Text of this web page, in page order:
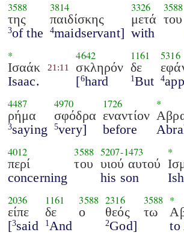
3588
της
3of the
3814
παιδίσκης
4maidservant]
3326
μετά
with
3588
του
*
Ισαάκ
Isaac.
21:11
4642
σκληρόν
[6hard
1161
δε
1 But
5316
4
4487
ρήμα
3saying
4970
σφόδρα
5very]
1726
εναντίον
before
*
4012
περί
concerning
3588
του
5207-1473
υιού αυτού
his son
*
2036
είπε
[3said
1161
δε
1 And
3588
ο
2316
θεός
2God]
3588
τω
*
to